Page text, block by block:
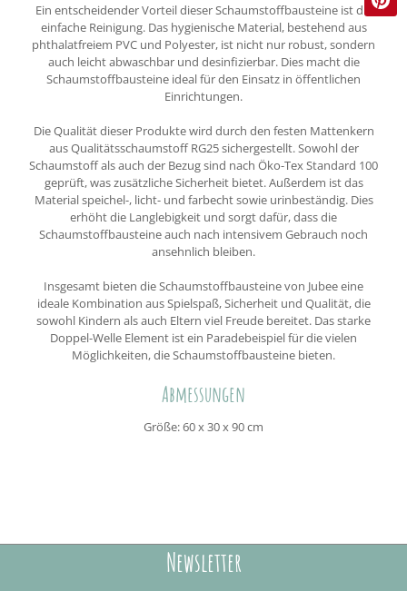
Ein entscheidender Vorteil dieser Schaumstoffbausteine ist die
einfache Reinigung. Das hygienische Material, bestehend aus
phthalatfreiem PVC und Polyester, ist nicht nur robust, sondern
auch leicht abwaschbar und desinfizierbar. Dies macht die
Schaumstoffbausteine ideal für den Einsatz in öffentlichen
Einrichtungen.
Die Qualität dieser Produkte wird durch den festen Mattenkern
aus Qualitätsschaumstoff RG25 sichergestellt. Sowohl der
Schaumstoff als auch der Bezug sind nach Öko-Tex Standard 100
geprüft, was zusätzliche Sicherheit bietet. Außerdem ist das
Material speichel-, licht- und farbecht sowie urinbeständig. Dies
erhöht die Langlebigkeit und sorgt dafür, dass die
Schaumstoffbausteine auch nach intensivem Gebrauch noch
ansehnlich bleiben.
Insgesamt bieten die Schaumstoffbausteine von Jubee eine
ideale Kombination aus Spielspaß, Sicherheit und Qualität, die
sowohl Kindern als auch Eltern viel Freude bereitet. Das starke
Doppel-Welle Element ist ein Paradebeispiel für die vielen
Möglichkeiten, die Schaumstoffbausteine bieten.
Abmessungen
Größe: 60 x 30 x 90 cm
Newsletter